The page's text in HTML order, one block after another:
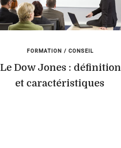
FORMATION / CONSEIL
Le Dow Jones : définition
et caractéristiques